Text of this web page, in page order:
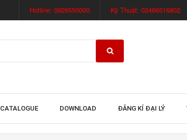
Hotline: 0926550000 Kỹ Thuật: 02466516802
CATALOGUE DOWNLOAD ĐĂNG KÍ ĐẠI LÝ